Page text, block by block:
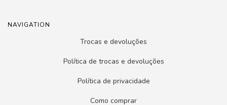
NAVIGATION
Trocas e devoluções
Política de trocas e devoluções
Política de privacidade
Como comprar